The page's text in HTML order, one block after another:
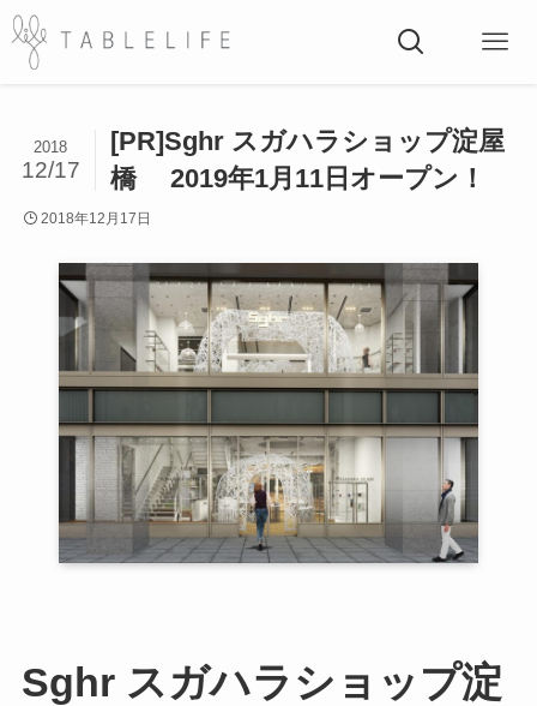
[PR]Sghr スガハラショップ淀屋
橋 2019年1月11日オープン！
2018
12/17
2018年12月17日
Sghr スガハラショップ淀